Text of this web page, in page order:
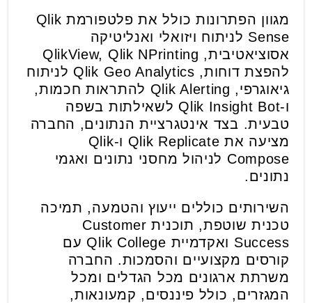
מגוון הפתרונות כולל את פלטפורמת Qlik
Sense לניתוח ויזואלי ואנליטיקה
אסוציאטיבית, QlikView, Qlik NPrinting
להפצת דוחות, Qlik Geo Analytics לניתוח
גיאוגרפי, Qlik Alerting להתראות חכמות,
ו-Qlik Insight Bot לשאילתות בשפה
טבעית. בצד אינטגרציית הנתונים, החברה
מציעה את Qlik Replicate ו-Qlik
Compose לניהול מחסני נתונים ואגמי
נתונים.
השירותים כוללים ייעוץ והטמעה, תמיכה
טכנית שוטפת, תוכנית Customer
Success ואקדמיית Qlik College עם
קורסים מקצועיים והסמכות. החברה
משרתת ארגונים מכל הגדלים ומכל
המגזרים, כולל פיננסים, קמעונאות,